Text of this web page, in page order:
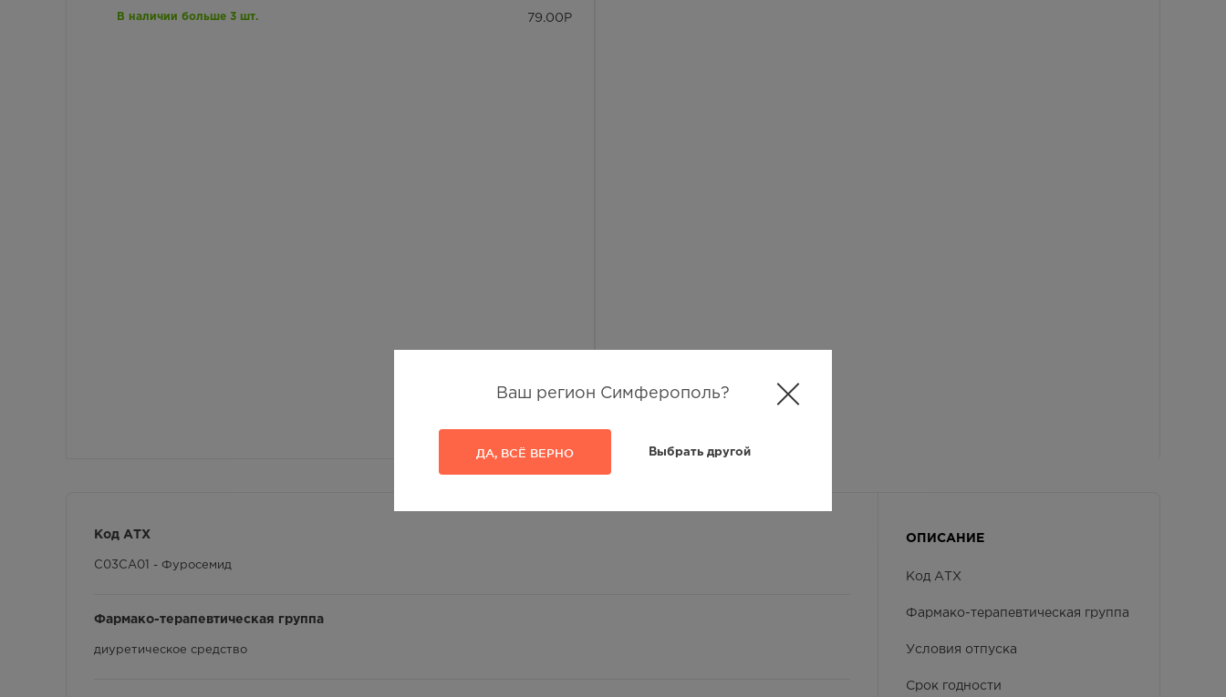
Ваш регион Симферополь?
ДА, ВСЁ ВЕРНО Выбрать другой
В наличии больше 3 шт. 79.00 Р
ОПИСАНИЕ
Код АТХ
Фармако-терапевтическая группа
Условия отпуска
Срок годности
Код АТХ
C03CA01 - Фуросемид
Фармако-терапевтическая группа
диуретическое средство